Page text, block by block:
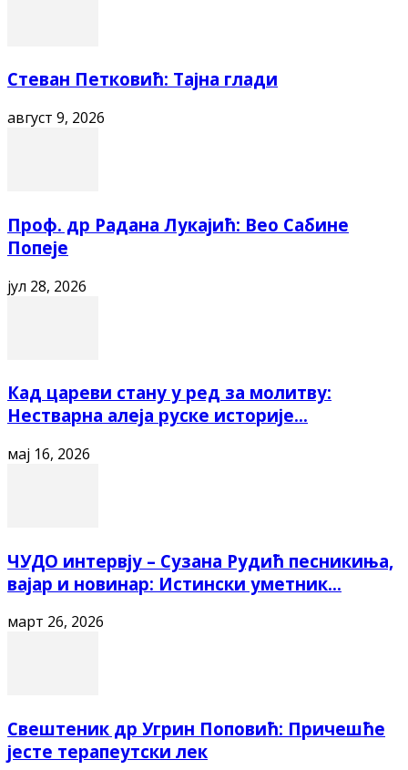
Стеван Петковић: Тајна глади
август 9, 2026
Проф. др Радана Лукајић: Вео Сабине
Попеје
јул 28, 2026
Кад цареви стану у ред за молитву:
Нестварна алеја руске историје...
мај 16, 2026
ЧУДО интервју – Сузана Рудић песникиња,
вајар и новинар: Истински уметник...
март 26, 2026
Свештеник др Угрин Поповић: Причешће
јесте терапеутски лек